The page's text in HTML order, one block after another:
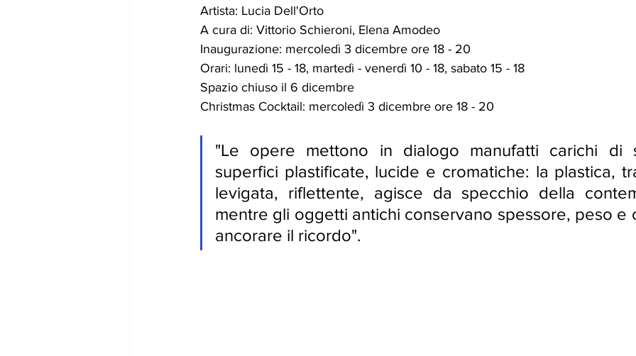
Artista: Lucia Dell'Orto
A cura di: Vittorio Schieroni, Elena Amodeo
Inaugurazione: mercoledì 3 dicembre ore 18 - 20
Orari: lunedì 15 - 18, martedì - venerdì 10 - 18, sabato 15 - 18
Spazio chiuso il 6 dicembre
Christmas Cocktail: mercoledì 3 dicembre ore 18 - 20
"Le opere mettono in dialogo manufatti carichi di
superfici plastificate, lucide e cromatiche: la plastica,
levigata, riflettente, agisce da specchio della
mentre gli oggetti antichi conservano spessore, peso e
ancorare il ricordo".